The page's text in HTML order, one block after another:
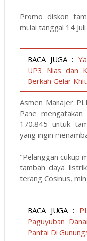
Promo diskon
mulai tanggal 14
BACA JUGA :
UP3 Nias dan
Berkah Gelar
Asmen Manajer
Pane
170.845 untuk
yang ingin
"Pelanggan cukup
tambah daya
terang Cosinus,
BACA JUGA :
Paguyuban
Pantai Di